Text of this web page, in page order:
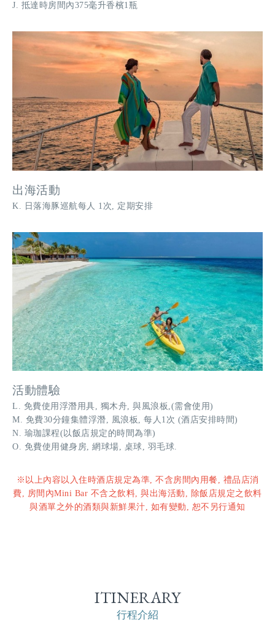
J. 抵達時房間內375毫升香檳1瓶
出海活動
K. 日落海豚巡航每人 1次, 定期安排
活動體驗
L. 免費使用浮潛用具, 獨木舟, 與風浪板,(需會使用)
M. 免費30分鐘集體浮潛, 風浪板, 每人1次 (酒店安排時間)
N. 瑜珈課程(以飯店規定的時間為準)
O. 免費使用健身房, 網球場, 桌球, 羽毛球.
※以上內容以入住時酒店規定為準, 不含房間內用餐, 禮品店消
費, 房間內Mini Bar 不含之飲料, 與出海活動, 除飯店規定之飲料
與酒單之外的酒類與新鮮果汁, 如有變動, 恕不另行通知
ITINERARY
行程介紹